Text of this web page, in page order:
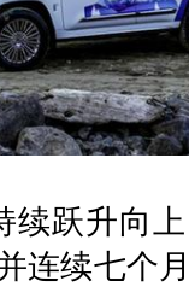
续跃升向
连续七个